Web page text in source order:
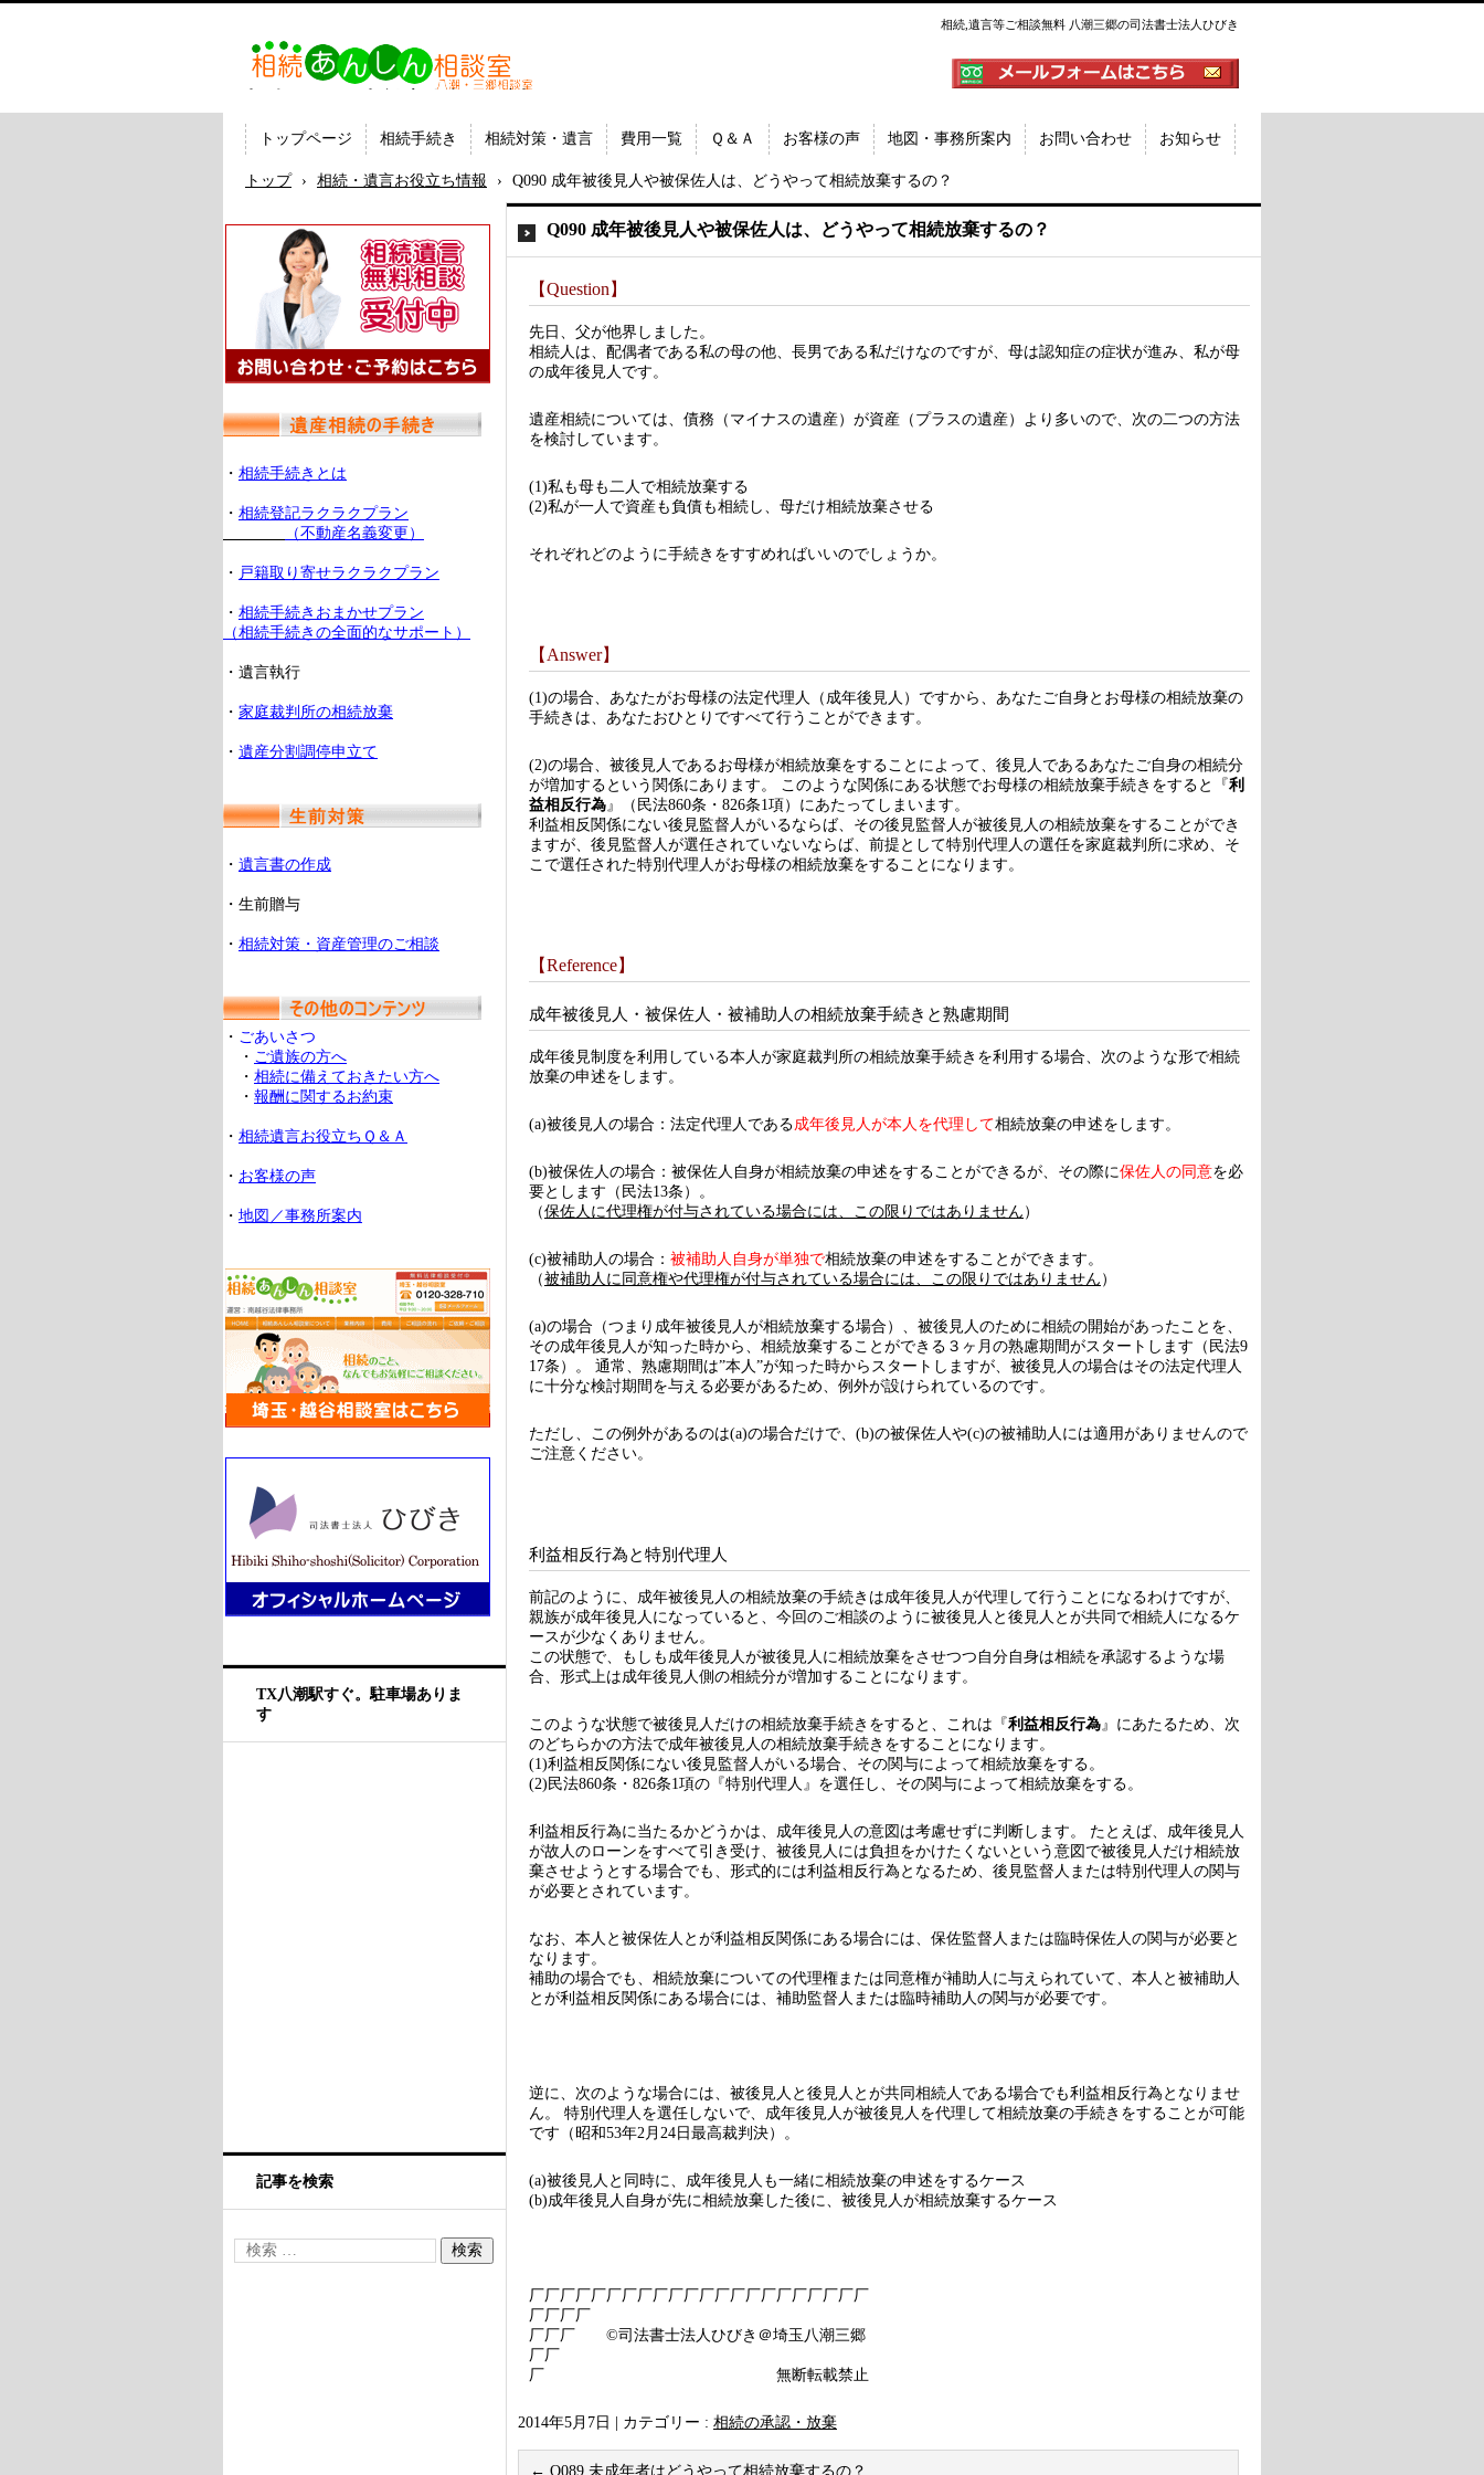
続手続 名義変更 遺言なら埼玉県
の司法書士法人ひびき
相続,遺言等ご相談無料 八潮三郷の司法書士法人ひびき
トップページ 相続手続き 相続対策・遺言 費用一覧 Ｑ＆Ａ お客様の声 地図・事務所案内 お問い合わせ お知らせ
トップ › 相続・遺言お役立ち情報 › Q090 成年被後見人や被保佐人は、どうやって相続放棄するの？
Q090 成年被後見人や被保佐人は、どうやって相続放棄するの？
【Question】
先日、父が他界しました。
相続人は、配偶者である私の母の他、長男である私だけなのですが、母は認知症の症状が進み、私が母
の成年後見人です。
遺産相続については、債務（マイナスの遺産）が資産（プラスの遺産）より多いので、次の二つの方法
を検討しています。
(1)私も母も二人で相続放棄する
(2)私が一人で資産も負債も相続し、母だけ相続放棄させる
それぞれどのように手続きをすすめればいいのでしょうか。
【Answer】
(1)の場合、あなたがお母様の法定代理人（成年後見人）ですから、あなたご自身とお母様の相続放棄の
手続きは、あなたおひとりですべて行うことができます。
(2)の場合、被後見人であるお母様が相続放棄をすることによって、後見人であるあなたご自身の相続分
が増加するという関係にあります。 このような関係にある状態でお母様の相続放棄手続きをすると『利
益相反行為』（民法860条・826条1項）にあたってしまいます。
利益相反関係にない後見監督人がいるならば、その後見監督人が被後見人の相続放棄をすることができ
ますが、後見監督人が選任されていないならば、前提として特別代理人の選任を家庭裁判所に求め、そ
こで選任された特別代理人がお母様の相続放棄をすることになります。
【Reference】
成年被後見人・被保佐人・被補助人の相続放棄手続きと熟慮期間
成年後見制度を利用している本人が家庭裁判所の相続放棄手続きを利用する場合、次のような形で相続
放棄の申述をします。
(a)被後見人の場合：法定代理人である成年後見人が本人を代理して相続放棄の申述をします。
(b)被保佐人の場合：被保佐人自身が相続放棄の申述をすることができるが、その際に保佐人の同意を必
要とします（民法13条）。
（保佐人に代理権が付与されている場合には、この限りではありません ）
(c)被補助人の場合： 被補助人自身が単独で相続放棄の申述をすることができます。
（被補助人に同意権や代理権が付与されている場合には、この限りではありません ）
(a)の場合（つまり成年被後見人が相続放棄する場合）、被後見人のために相続の開始があったことを、
その成年後見人が知った時から、相続放棄することができる３ヶ月の熟慮期間がスタートします（民法9
17条）。 通常、熟慮期間は”本人”が知った時からスタートしますが、被後見人の場合はその法定代理人
に十分な検討期間を与える必要があるため、例外が設けられているのです。
ただし、この例外があるのは(a)の場合だけで、(b)の被保佐人や(c)の被補助人には適用がありませんので
ご注意ください。
利益相反行為と特別代理人
前記のように、成年被後見人の相続放棄の手続きは成年後見人が代理して行うことになるわけですが、
親族が成年後見人になっていると、今回のご相談のように被後見人と後見人とが共同で相続人になるケ
ースが少なくありません。
この状態で、もしも成年後見人が被後見人に相続放棄をさせつつ自分自身は相続を承認するような場
合、形式上は成年後見人側の相続分が増加することになります。
このような状態で被後見人だけの相続放棄手続きをすると、これは『利益相反行為』にあたるため、次
のどちらかの方法で成年被後見人の相続放棄手続きをすることになります。
(1)利益相反関係にない後見監督人がいる場合、その関与によって相続放棄をする。
(2)民法860条・826条1項の『特別代理人』を選任し、その関与によって相続放棄をする。
利益相反行為に当たるかどうかは、成年後見人の意図は考慮せずに判断します。 たとえば、成年後見人
が故人のローンをすべて引き受け、被後見人には負担をかけたくないという意図で被後見人だけ相続放
棄させようとする場合でも、形式的には利益相反行為となるため、後見監督人または特別代理人の関与
が必要とされています。
なお、本人と被保佐人とが利益相反関係にある場合には、保佐監督人または臨時保佐人の関与が必要と
なります。
補助の場合でも、相続放棄についての代理権または同意権が補助人に与えられていて、本人と被補助人
とが利益相反関係にある場合には、補助監督人または臨時補助人の関与が必要です。
逆に、次のような場合には、被後見人と後見人とが共同相続人である場合でも利益相反行為となりませ
ん。 特別代理人を選任しないで、成年後見人が被後見人を代理して相続放棄の手続きをすることが可能
です（昭和53年2月24日最高裁判決）。
(a)被後見人と同時に、成年後見人も一緒に相続放棄の申述をするケース
(b)成年後見人自身が先に相続放棄した後に、被後見人が相続放棄するケース
厂厂厂厂厂厂厂厂厂厂厂厂厂厂厂厂厂厂厂厂厂厂
厂厂厂厂
厂厂厂 ©司法書士法人ひびき＠埼玉八潮三郷
厂厂
厂 無断転載禁止
2014年5月7日 カテゴリー : 相続の承認・放棄
← Q089 未成年者はどうやって相続放棄するの？
・ 相続手続きとは
・ 相続登記ラクラクプラン
（不動産名義変更）
・ 戸籍取り寄せラクラクプラン
・ 相続手続きおまかせプラン
（相続手続きの全面的なサポート）
・遺言執行
・ 家庭裁判所の相続放棄
・ 遺産分割調停申立て
・ 遺言書の作成
・生前贈与
・ 相続対策・資産管理のご相談
・ ごあいさつ
・ ご遺族の方へ
・ 相続に備えておきたい方へ
・ 報酬に関するお約束
・ 相続遺言お役立ちＱ＆Ａ
・ お客様の声
・ 地図／事務所案内
TX八潮駅すぐ。駐車場ありま
す
記事を検索